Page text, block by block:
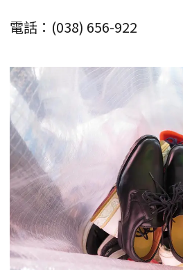
電話：(038) 656-922